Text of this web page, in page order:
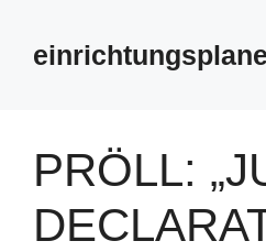
springen
PRÖLL: